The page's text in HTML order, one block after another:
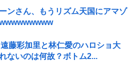
ンさん、もうリズム天国にアマゾ
藤彩加里と林仁愛のハロショ大
ないのは何故？ボトム2...